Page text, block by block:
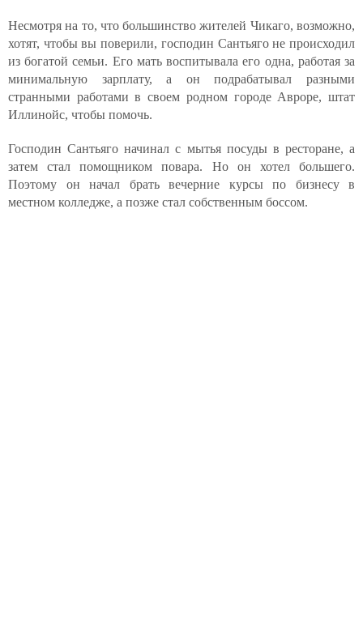
Несмотря на то, что большинство жителей Чикаго, возможно,
хотят, чтобы вы поверили, господин Сантьяго не происходил
из богатой семьи. Его мать воспитывала его одна, работая за
минимальную зарплату, а он подрабатывал разными
странными работами в своем родном городе Авроре, штат
Иллинойс, чтобы помочь.
Господин Сантьяго начинал с мытья посуды в ресторане, а
затем стал помощником повара. Но он хотел большего.
Поэтому он начал брать вечерние курсы по бизнесу в
местном колледже, а позже стал собственным боссом.